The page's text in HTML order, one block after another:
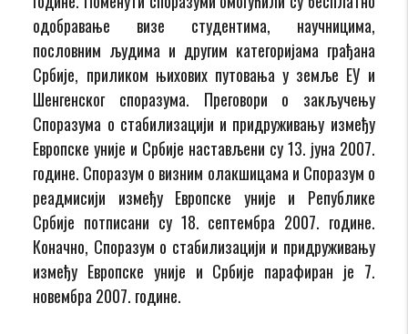
одобравање визе студентима, научницима,
пословним људима и другим категоријама грађана
Србије, приликом њихових путовања у земље ЕУ и
Шенгенског споразума. Преговори о закључењу
Споразума о стабилизацији и придруживању између
Европске уније и Србије настављени су 13. јуна 2007.
године. Споразум о визним олакшицама и Споразум о
реадмисији између Европске уније и Републике
Србије потписани су 18. септембра 2007. године.
Коначно, Споразум о стабилизацији и придруживању
између Европске уније и Србије парафиран је 7.
новембра 2007. године.